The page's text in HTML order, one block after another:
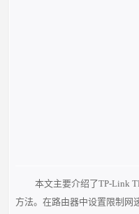
本文主要介绍了TP-Link
方法。在路由器中设置限制网